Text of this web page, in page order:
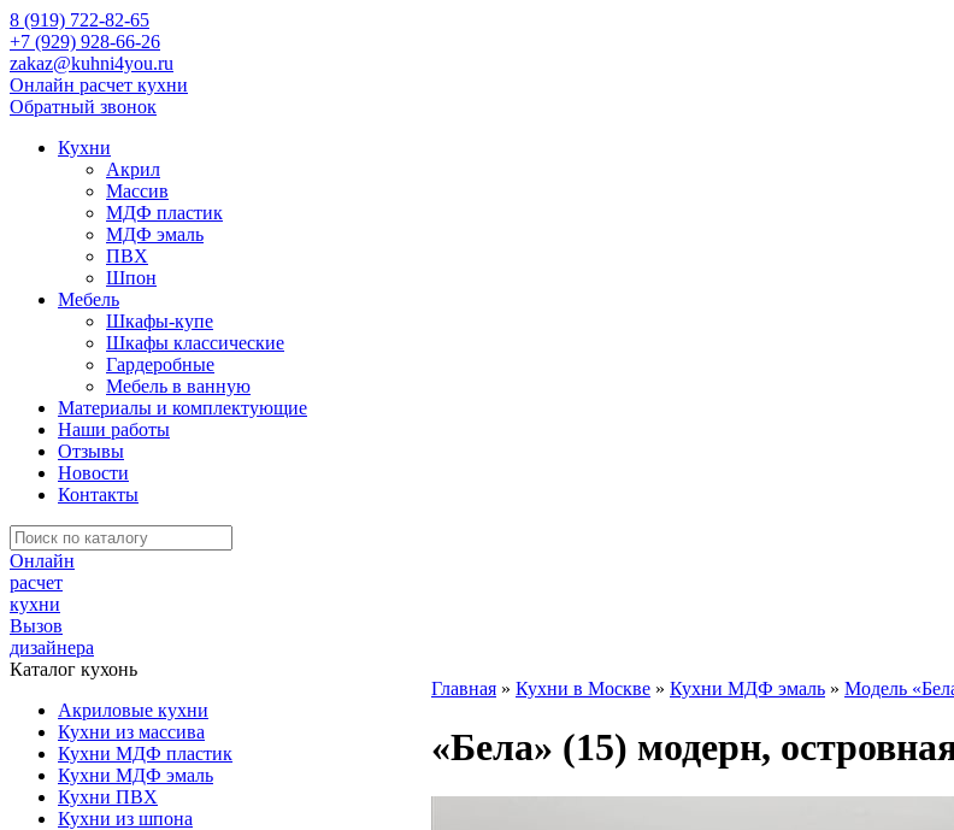
8 (919) 722-82-65
+7 (929) 928-66-26
zakaz@kuhni4you.ru
Онлайн расчет кухни
Обратный звонок
Кухни
Акрил
Массив
МДФ пластик
МДФ эмаль
ПВХ
Шпон
Мебель
Шкафы-купе
Шкафы классические
Гардеробные
Мебель в ванную
Материалы и комплектующие
Наши работы
Отзывы
Новости
Контакты
Онлайн
расчет
кухни
Вызов
дизайнера
Каталог кухонь
Акриловые кухни
Кухни из массива
Кухни МДФ пластик
Кухни МДФ эмаль
Кухни ПВХ
Кухни из шпона
Главная » Кухни в Москве » Кухни МДФ эмаль » Модель
«Бела» (15) модерн,